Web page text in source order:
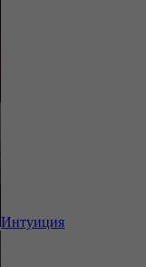
Интуиция